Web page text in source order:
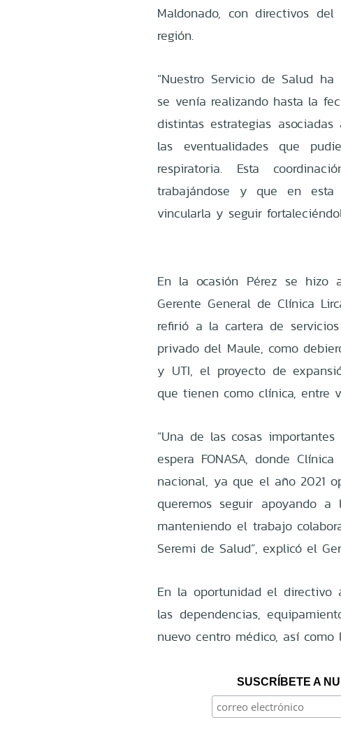
Maldonado, con directivos
región.
“Nuestro Servicio de Salud
se venía realizando hasta la
distintas estrategias
las eventualidades que
respiratoria. Esta
trabajándose y que en esta
vincularla y seguir
En la ocasión Pérez se hizo
Gerente General de Clínica
refirió a la cartera de
privado del Maule, como
y UTI, el proyecto de
que tienen como clínica, entre
“Una de las cosas
espera FONASA, donde
nacional, ya que el año 2021
queremos seguir apoyando
manteniendo el trabajo
Seremi de Salud”, explicó el
En la oportunidad el directivo
las dependencias,
nuevo centro médico, así
SUSCRÍBETE A